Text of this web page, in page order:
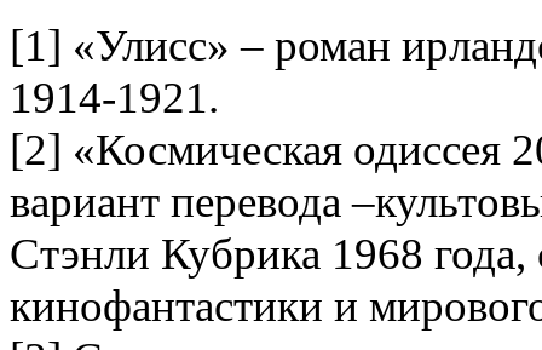
[1] «Улисс» – роман
1914-1921.
[2] «Космическая одиссея
вариант перевода
Стэнли Кубрика 1968
кинофантастики и